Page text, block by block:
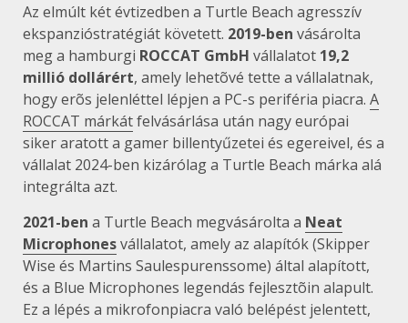
Az elmúlt két évtizedben a Turtle Beach agresszív
ekspanzióstratégiát követett. 2019-ben vásárolta
meg a hamburgi ROCCAT GmbH vállalatot 19,2
millió dollárért, amely lehetõvé tette a vállalatnak,
hogy erõs jelenléttel lépjen a PC-s periféria piacra. A
ROCCAT márkátfelvásárlása után nagy európai
siker aratott a gamer billentyűzetei és egereivel, és a
vállalat 2024-ben kizárólag a Turtle Beach márka alá
integrálta azt.
2021-ben a Turtle Beach megvásárolta a Neat
Microphonesvállalatot, amely az alapítók (Skipper
Wise és Martins Saulespurenssome) által alapított,
és a Blue Microphones legendás fejlesztõin alapult.
Ez a lépés a mikrofonpiacra való belépést jelentett,